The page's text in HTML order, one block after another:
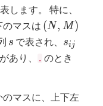
します。 特に、
のマスは (N,M)
(N, M)
s
s で表され、 s_{ij}
sij
あり、 . のとき
マスに、上下左